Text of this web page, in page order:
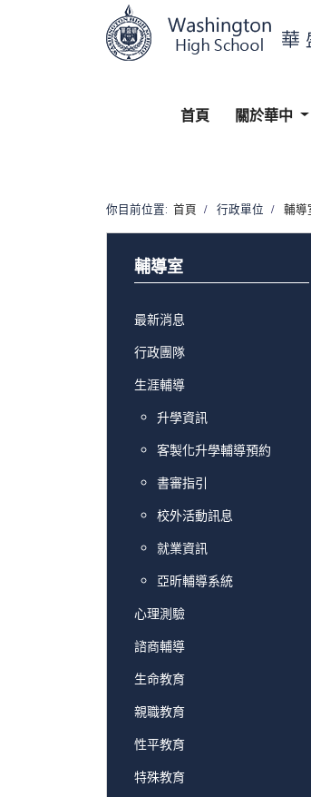
首頁 關於華中
你目前位置: 首頁 行政單位 輔導
輔導室
最新消息
行政團隊
生涯輔導
升學資訊
客製化升學輔導預約
書審指引
校外活動訊息
就業資訊
亞昕輔導系統
心理測驗
諮商輔導
生命教育
親職教育
性平教育
特殊教育